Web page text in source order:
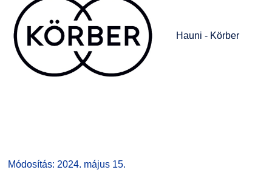
Hauni - Körber
Módosítás: 2024. május 15.